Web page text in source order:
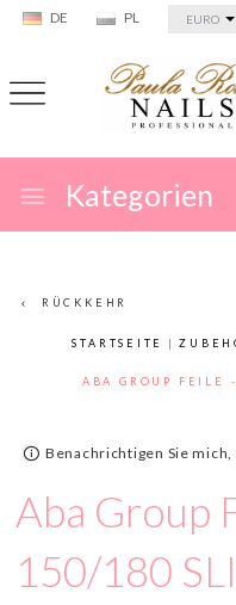
DE PL EURO
Kategorien
RÜCKKEHR
STARTSEITE
ABA GROUP FEILE
Benachrichtigen Sie
Aba Group
150/180